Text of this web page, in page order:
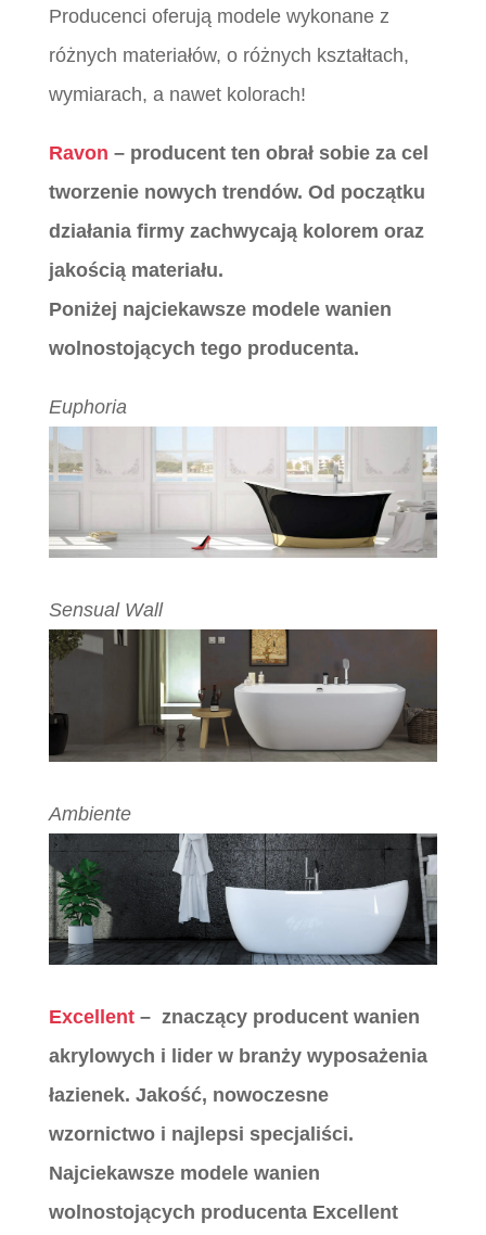
Producenci oferują modele wykonane z
różnych materiałów, o różnych kształtach,
wymiarach, a nawet kolorach!
Ravon – producent ten obrał sobie za cel
tworzenie nowych trendów. Od początku
działania firmy zachwycają kolorem oraz
jakością materiału.
Poniżej najciekawsze modele wanien
wolnostojących tego producenta.
Euphoria
Sensual Wall
Ambiente
Excellent– znaczący producent wanien
akrylowych i lider w branży wyposażenia
łazienek. Jakość, nowoczesne
wzornictwo i najlepsi specjaliści.
Najciekawsze modele wanien
wolnostojących producenta Excellent